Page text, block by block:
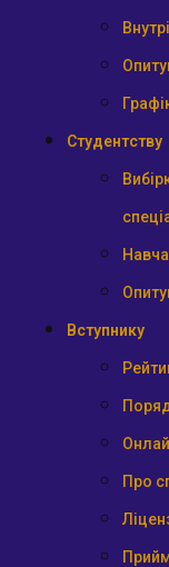
Студентству
Вступнику
Про